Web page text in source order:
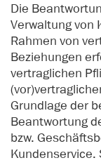
Die
Verwaltung von
Rahmen von
Beziehungen
vertraglichen
Grundlage der
Beantwortung
bzw.
Kundenservice.